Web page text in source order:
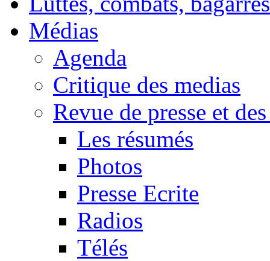
Médias
Agenda
Critique des medias
Revue de presse et
Les résumés
Photos
Presse Ecrite
Radios
Télés